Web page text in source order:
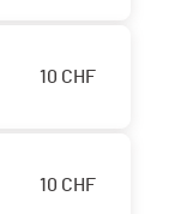
10 CHF
10 CHF